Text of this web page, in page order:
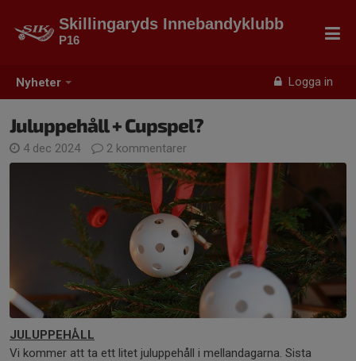
Nyheter Logga in
Skillingaryds Innebandyklubb
P16
Juluppehåll + Cupspel?
4 dec 2024 2 kommentarer
JULUPPEHÅLL
Vi kommer att ta ett litet juluppehåll i mellandagarna. Sista